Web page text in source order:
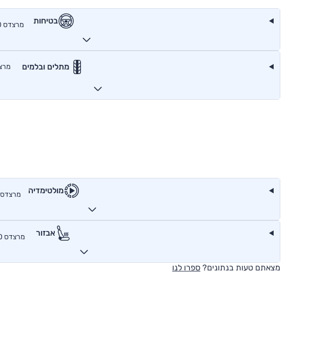
בטיחות
מרצדס E300 קבריולה 2.0 ל' טורבו היברידי מתון, אוט', AMG Line
מתלים ובלמים
מולטימדיה
מרצדס E300 קבריולה 2.0 ל' טורבו היברידי מתון, אוט', AMG Line
אבזור
מרצדס E300 קבריולה 2.0 ל' טורבו היברידי מתון, אוט', AMG Line
מצאתם טעות בנתונים? ספרו לנו